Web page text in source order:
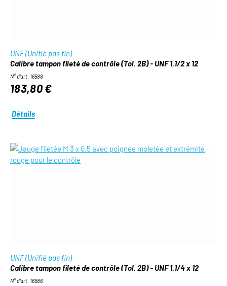
UNF (Unifié pas fin)
Calibre tampon fileté de contrôle (Tol. 2B) - UNF 1.1/2 x 12
N° d'art. 16588
183,80 €
Détails
UNF (Unifié pas fin)
Calibre tampon fileté de contrôle (Tol. 2B) - UNF 1.1/4 x 12
N° d'art. 16586